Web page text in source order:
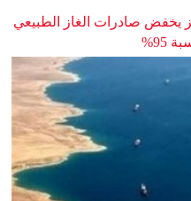
صادرات الغاز الطبيعي
95%